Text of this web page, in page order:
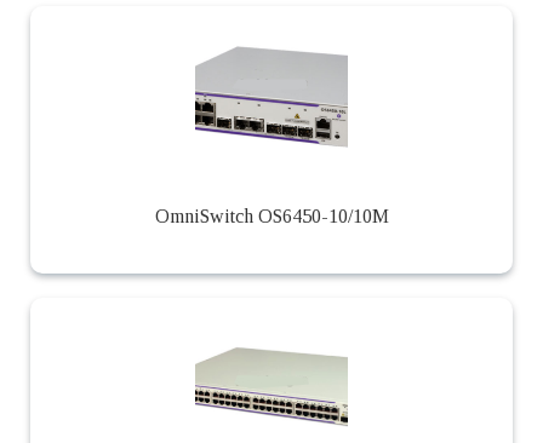
OmniSwitch OS6450-10/10M